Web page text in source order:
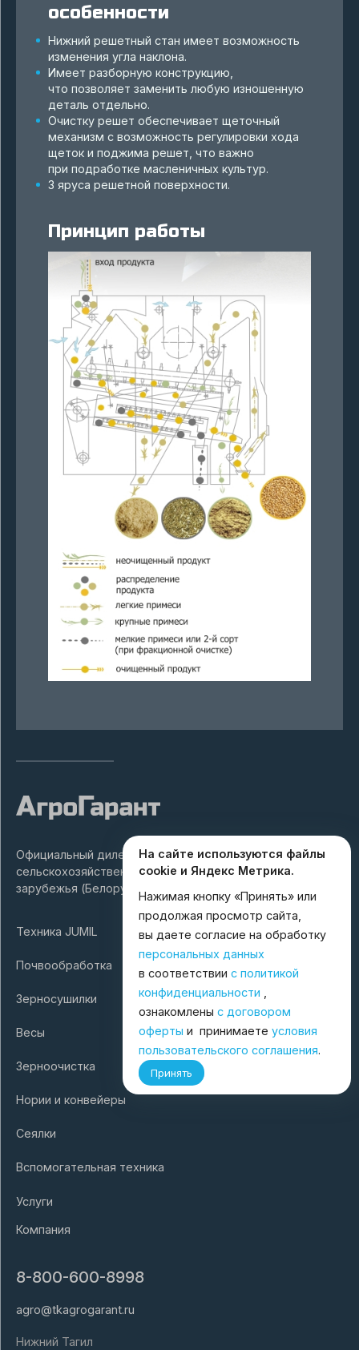
особенности
Нижний решетный стан имеет возможность
изменения угла наклона.
Имеет разборную конструкцию,
что позволяет заменить любую изношенную
деталь отдельно.
Очистку решет обеспечивает щеточный
механизм с возможность регулировки хода
щеток и поджима решет, что важно
при подработке масленичных культур.
3 яруса решетной поверхности.
Принцип работы
Официальный дилер ведущих заводов производителей
сельскохозяйственной техники России и ближнего
зарубежья (Белоруссия, Турция).
Техника JUMIL
Почвообработка
Зерносушилки
Весы
Зерноочистка
Нории и конвейеры
Сеялки
Вспомогательная техника
Услуги
Компания
8-800-600-8998
agro@tkagrogarant.ru
Нижний Тагил
На сайте используются файлы
cookie и Яндекс Метрика.
Нажимая кнопку «Принять» или
продолжая просмотр сайта,
вы даете согласие на обработку
персональных данных
в соответствии с политикой
конфиденциальности
ознакомлены с договором
оферты и принимаете условия
пользовательского соглашения.
Принять